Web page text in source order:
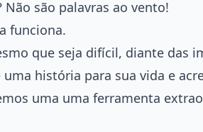
Não são palavras ao vento!
funciona.
que seja difícil, diante das
história para sua vida e
uma uma ferramenta